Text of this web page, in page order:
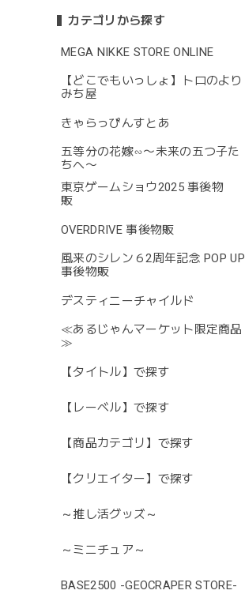
カテゴリから探す
MEGA NIKKE STORE ONLINE
【どこでもいっしょ】トロのより
みち屋
きゃらっぴんすとあ
五等分の花嫁∽〜未来の五つ子た
ちへ〜
東京ゲームショウ2025 事後物
販
OVERDRIVE 事後物販
風来のシレン６2周年記念 POP UP
事後物販
デスティニーチャイルド
≪あるじゃんマーケット限定商品
≫
【タイトル】で探す
【レーベル】で探す
【商品カテゴリ】で探す
【クリエイター】で探す
～推し活グッズ～
～ミニチュア～
BASE2500 -GEOCRAPER STORE-